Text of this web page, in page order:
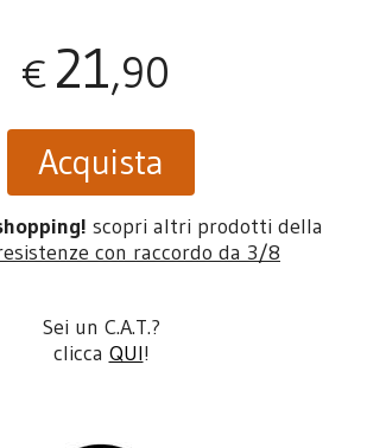
€ 21,90
Acquista
scopri altri prodotti della
con raccordo da 3/8
Sei un C.A.T.?
clicca QUI!